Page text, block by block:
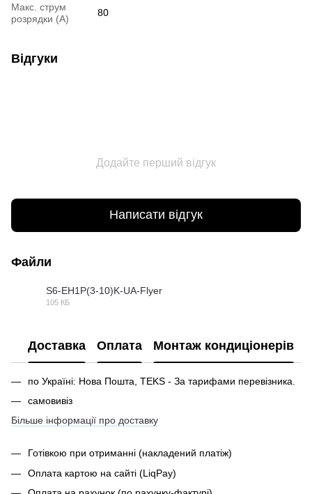
Макс. струм
розрядки (A)
80
Відгуки
Додайте перший відгук
Написати відгук
Файли
S6-EH1P(3-10)K-UA-Flyer
105 КБ
Доставка Оплата Монтаж кондиціонерів
по Україні: Нова Пошта, TEKS - За тарифами перевізника.
самовивіз
Більше інформації про доставку
Готівкою при отриманні (накладений платіж)
Оплата картою на сайті (LiqPay)